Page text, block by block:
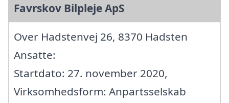
Favrskov Bilpleje ApS
Over Hadstenvej 26, 8370 Hadsten
Ansatte:
Startdato: 27. november 2020,
Virksomhedsform: Anpartsselskab